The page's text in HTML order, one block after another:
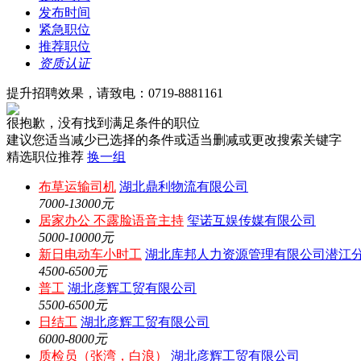
发布时间
紧急职位
推荐职位
资质认证
提升招聘效果，请致电：0719-8881161
很抱歉，没有找到满足条件的职位
建议您适当减少已选择的条件或适当删减或更改搜索关键字
精选职位推荐 换一组
布草运输司机 湖北鼎利物流有限公司
7000-13000元
居家办公 不露脸语音主持 玺诺互娱传媒有限公司
5000-10000元
新日电动车小时工 湖北库邦人力资源管理有限公司潜江
4500-6500元
普工 湖北彦辉工贸有限公司
5500-6500元
日结工 湖北彦辉工贸有限公司
6000-8000元
质检员（张湾，白浪）
湖北彦辉工贸有限公司